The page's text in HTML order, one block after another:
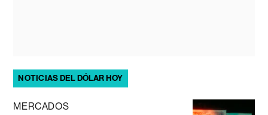
NOTICIAS DEL DÓLAR HOY
MERCADOS